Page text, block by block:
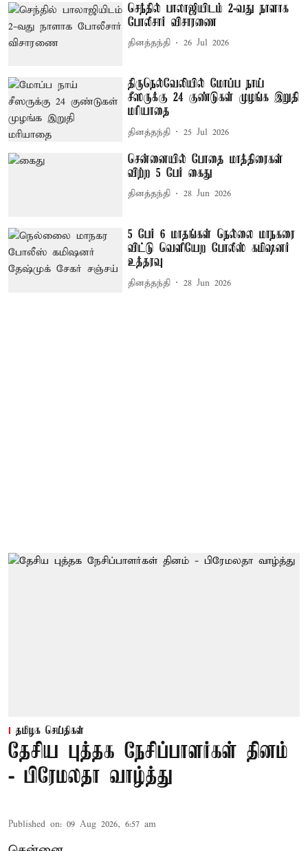
செந்தில் பாலாஜியிடம் 2-வது நாளாக
போலீசார் விசாரணை
தினத்தந்தி 26 Jul 2026
திருநெல்வேலியில் மோப்ப நாய்
சீஸருக்கு 24 குண்டுகள் முழங்க இறுதி
மரியாதை
தினத்தந்தி 25 Jul 2026
சென்னையில் போதை மாத்திரைகள்
விற்ற 5 பேர் கைது
தினத்தந்தி 28 Jun 2026
5 பேர் 6 மாதங்கள் நெல்லை மாநகரை
விட்டு வெளியேற போலீஸ் கமிஷனர்
உத்தரவு
தினத்தந்தி 28 Jun 2026
தமிழக செய்திகள்
தேசிய புத்தக நேசிப்பாளர்கள் தினம்
- பிரேமலதா வாழ்த்து
Published on: 09 Aug 2026, 6:57 am